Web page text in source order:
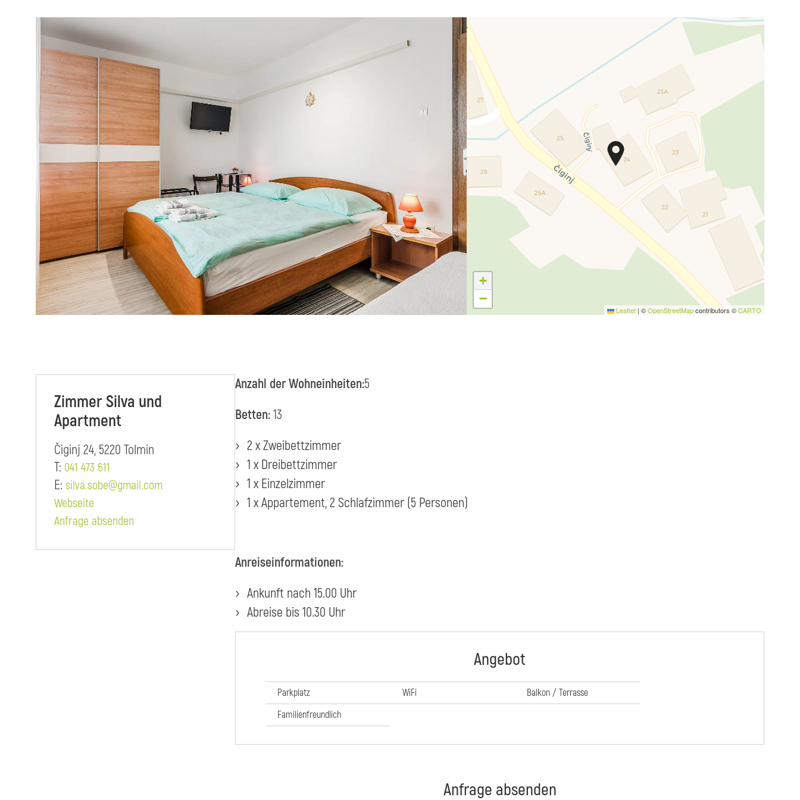
+
−
Leaflet | ©OpenStreetMapcontributors ©CARTO
Zimmer Silva und
Apartment
Čiginj 24, 5220 Tolmin
T: 041 473 611
E: silva.sobe@gmail.com
Webseite
Anfrage absenden
Anzahl der Wohneinheiten:5
Betten:13
2 x Zweibettzimmer
1 x Dreibettzimmer
1 x Einzelzimmer
1 x Appartement, 2 Schlafzimmer (5 Personen)
Anreiseinformationen:
Ankunft nach 15.00 Uhr
Abreise bis 10.30 Uhr
Angebot
Parkplatz WiFi
Balkon / Terrasse
Familienfreundlich
Anfrage absenden